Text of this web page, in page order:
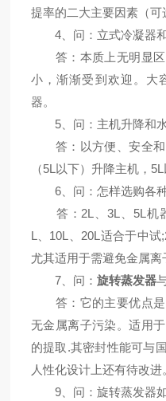
提率的二大主要因素（可
4、问：立式冷凝器和
答：本质上无明显区
小，渐渐受到欢迎。大
器。
5、问：主机升降和水
答：以方便、安全和
（5L以下）升降主机，
6、问：怎样选购各种
答：2L、3L、5L机
L、10L、20L适合于中试
尤其适用于需避免金属离
7、问： 旋转蒸发器
答：它的主要优点是
无金属离子污染。适用
的提取.其密封性能可与
人性化设计上还有待改进
9、问：旋转蒸发器如